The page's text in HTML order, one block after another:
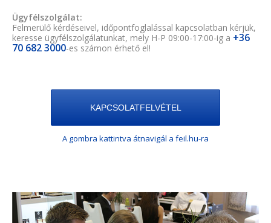
Ügyfélszolgálat:
Felmerülő kérdéseivel, időpontfoglalással kapcsolatban kérjük,
keresse ügyfélszolgálatunkat, mely H-P 09:00-17:00-ig a +36
70 682 3000-es számon érhető el!
KAPCSOLATFELVÉTEL
A gombra kattintva átnavigál a feil.hu-ra